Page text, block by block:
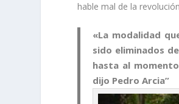
hable mal de la
«La modalidad
sido eliminados
hasta al
dijo Pedro Arcia”